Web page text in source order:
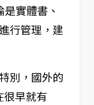
實體書、
行管理，建
別，國外的
很早就有